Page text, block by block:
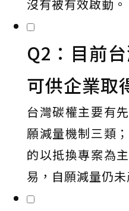
沒有被有效啟動。
Q2：目前
可供企業取
台灣碳權主要有
願減量機制三類
的以抵換專案為
易，自願減量仍未